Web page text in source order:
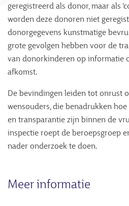
geregistreerd als donor, maar als
worden deze donoren niet
donorgegevens kunstmatige
grote gevolgen hebben voor de
van donorkinderen op informatie
afkomst.
De bevindingen leiden tot onrust
wensouders, die benadrukken
en transparantie zijn binnen de
inspectie roept de beroepsgroep
nader onderzoek te doen.
Meer informatie